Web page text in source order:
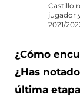
Castillo
jugador
2021/
¿Cómo
¿Has
última